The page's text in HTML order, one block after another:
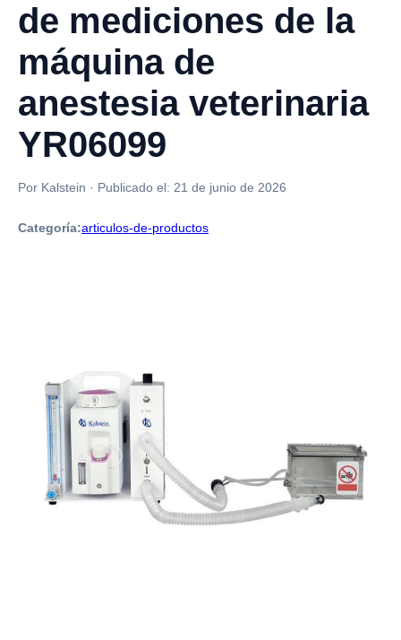
de mediciones de la
máquina de
anestesia veterinaria
YR06099
Por Kalstein · Publicado el: 21 de junio de 2026
Categoría:articulos-de-productos